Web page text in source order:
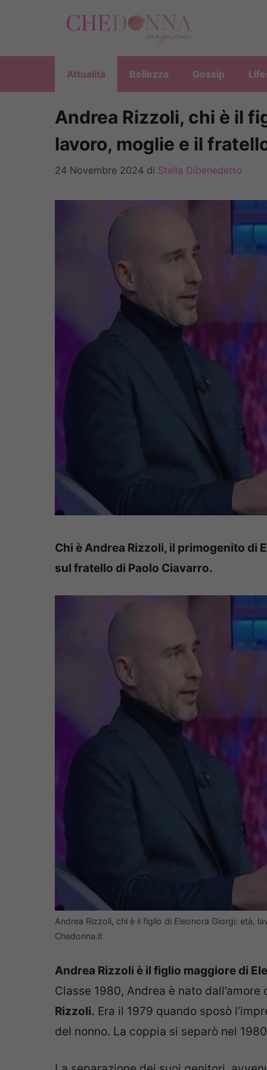
Attualità Bellezza Gossip
Andrea Rizzoli, chi è il
lavoro, moglie e il
24 Novembre 2024 di Stella Dibenedetto
Chi è Andrea Rizzoli, il primogenito di
sul fratello di Paolo Ciavarro.
Andrea Rizzoli, chi è il figlio di Eleonora Giorgi: età,
Chedonna.it
Andrea Rizzoli è il figlio maggiore di
Classe 1980, Andrea è nato
Rizzoli. Era il 1979 quando sposò
del nonno. La coppia si separò nel